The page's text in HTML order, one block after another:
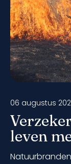
06 augustus
leven